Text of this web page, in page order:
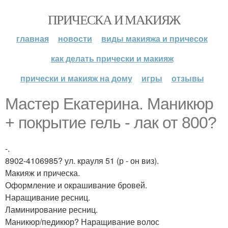
ПРИЧЕСКА И МАКИЯЖ
главная новости
виды макияжа и причесок
как делать прически и макияж
прически и макияж на дому
игры отзывы
Мастер Екатерина. Маникюр
+ покрытие гель - лак от 800?
-.
8902-4106985? ул. крауля 51 (р - он виз).
Макияж и прическа.
Оформление и окрашивание бровей.
Наращивание ресниц.
Ламинирование ресниц.
Маникюр/педикюр? Наращивание волос